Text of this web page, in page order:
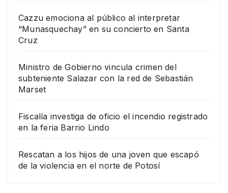
Cazzu emociona al público al interpretar
“Munasquechay” en su concierto en Santa
Cruz
Ministro de Gobierno vincula crimen del
subteniente Salazar con la red de Sebastián
Marset
Fiscalía investiga de oficio el incendio registrado
en la feria Barrio Lindo
Rescatan a los hijos de una joven que escapó
de la violencia en el norte de Potosí